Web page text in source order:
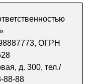
ОГРН
д. 300, тел./
88-88